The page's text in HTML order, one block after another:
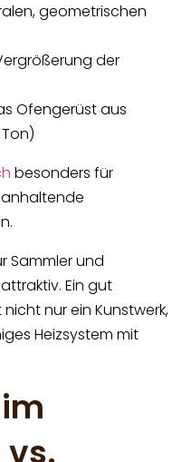
geometrischen
der
Ofengerüst aus
besonders für
Sammler und
Ein gut
nur ein Kunstwerk,
Heizsystem mit